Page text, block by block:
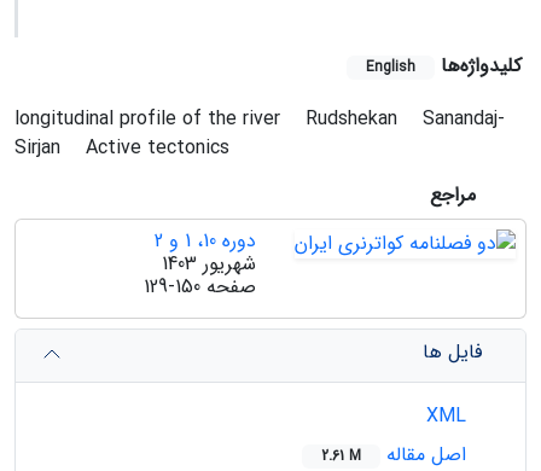
کلیدواژه‌ها English
longitudinal profile of the river Rudshekan
Sanandaj-
Sirjan
Active tectonics
مراجع
دوره 10، 1 و 2
شهریور 1403
صفحه 129-150
فایل ها
اصل مقاله
2.61 M